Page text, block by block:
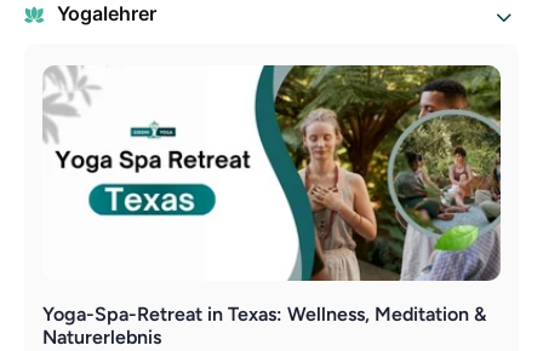
Yogalehrer
Yoga-Spa-Retreat in Texas: Wellness, Meditation &
Naturerlebnis